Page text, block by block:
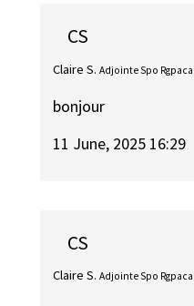
CS
Claire S. Adjointe Spo Rgpaca
bonjour
11 June, 2025 16:29
CS
Claire S. Adjointe Spo Rgpaca